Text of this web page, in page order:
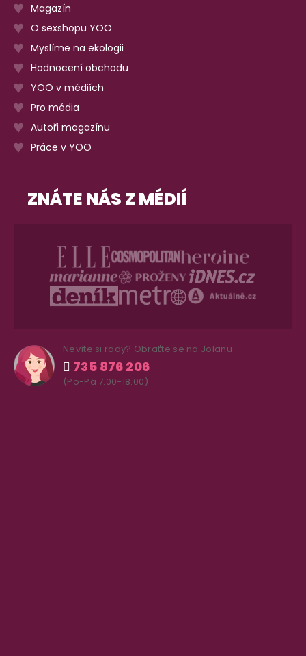
Magazín
O sexshopu YOO
Myslíme na ekologii
Hodnocení obchodu
YOO v médiích
Pro média
Autoři magazínu
Práce v YOO
ZNÁTE NÁS Z MÉDIÍ
Nevíte si rady? Obraťte se na Jolanu
735 876 206
(Po-Pá 7.00-18.00)